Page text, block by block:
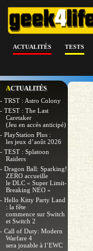
ACTUALITÉS TESTS
ACTUALITÉS
- TRST : Astro Colony
- TEST : The Last
Caretaker
(Jeu en accès anticipé)
- PlayStation Plus :
les jeux d’août 2026
- TEST : Splatoon
Raiders
- Dragon Ball: Sparking!
ZERO accueille
le DLC « Super Limit-
Breaking NEO »
- Hello Kitty Party Land
: la fête
commence sur Switch
et Switch 2
- Call of Duty: Modern
Warfare 4
sera jouable à l’EWC